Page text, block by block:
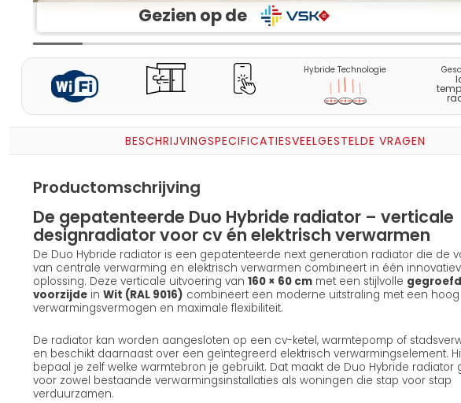
Gezien op de
Hybride Technologie
BESCHRIJVINGSPECIFICATIESVEELGESTELDE VRAGEN
Productomschrijving
De gepatenteerde Duo Hybride radiator – verticale
designradiator voor cv én elektrisch verwarmen
De Duo Hybride radiator is een gepatenteerde next generation radiator die de
van centrale verwarming en elektrisch verwarmen combineert in één
oplossing. Deze verticale uitvoering van 160 × 60 cm met een stijlvolle
voorzijde in Wit (RAL 9016) combineert een moderne uitstraling met een hoog
verwarmingsvermogen en maximale flexibiliteit.
De radiator kan worden aangesloten op een cv-ketel, warmtepomp of
en beschikt daarnaast over een geïntegreerd elektrisch verwarmingselement.
bepaal je zelf welke warmtebron je gebruikt. Dat maakt de Duo Hybride radiator
voor zowel bestaande verwarmingsinstallaties als woningen die stap voor stap
verduurzamen.